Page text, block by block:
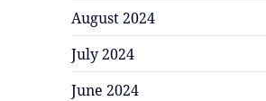
August 2024
July 2024
June 2024